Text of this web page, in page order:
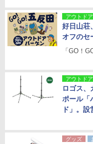
アウトドア
好日山荘
オフのセ
「GO！
アウトドア
ロゴス、
ポール「
ド」。
グッズ